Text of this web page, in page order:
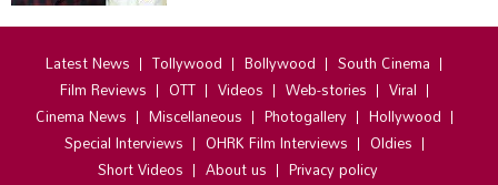
Latest News Tollywood Bollywood
South Cinema
Film Reviews
OTT Videos Web-stories
Viral
Cinema News
Miscellaneous Photogallery
Hollywood
Special Interviews
OHRK Film Interviews
Oldies
Short Videos
About us
Privacy policy